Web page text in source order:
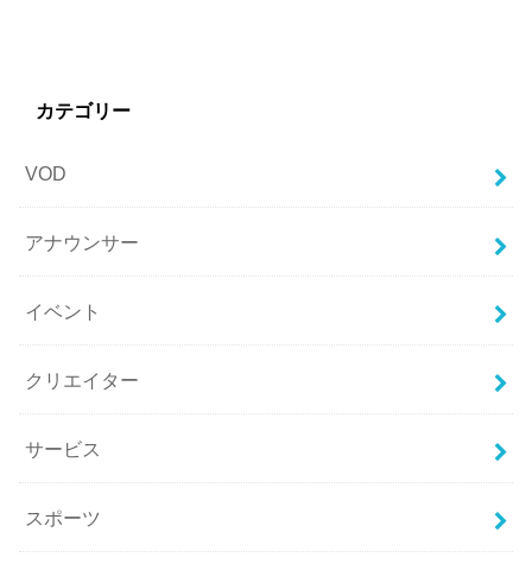
カテゴリー
VOD
アナウンサー
イベント
クリエイター
サービス
スポーツ